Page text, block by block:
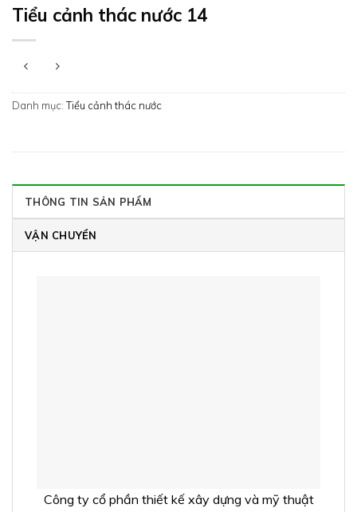
Tiểu cảnh thác nước 14
Danh mục:Tiểu cảnh thác nước
THÔNG TIN SẢN PHẨM
VẬN CHUYỂN
Công ty cổ phần thiết kế xây dựng và mỹ thuật